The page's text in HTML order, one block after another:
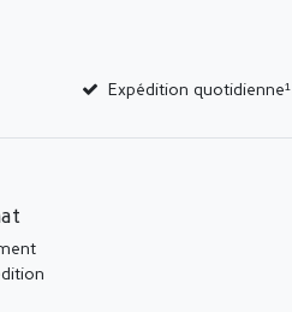
Expédition quotidienne¹